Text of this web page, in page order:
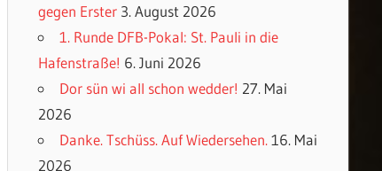
gegen Erster 3. August 2026
1. Runde DFB-Pokal: St. Pauli in die
Hafenstraße! 6. Juni 2026
Dor sün wi all schon wedder! 27. Mai
2026
Danke. Tschüss. Auf Wiedersehen. 16. Mai
2026